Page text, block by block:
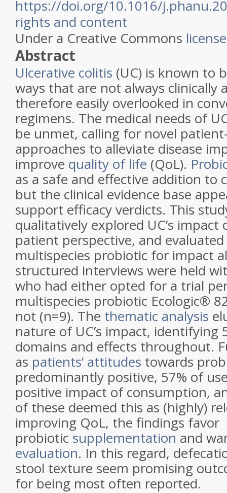
https://doi.org/10.1016/
rights and content
Under a Creative Commons license
Abstract
Ulcerative colitis (UC) is known to
ways that are not always clinically
therefore easily overlooked in
regimens. The medical needs of
be unmet, calling for novel
approaches to alleviate disease
improve quality of life (QoL).
as a safe and effective addition to
but the clinical evidence base
support efficacy verdicts. This
qualitatively explored UC’s impact
patient perspective, and
multispecies probiotic for impact
structured interviews were held
who had either opted for a trial
multispecies probiotic Ecologic®
not (n=9). The thematic analysis
nature of UC’s impact, identifying
domains and effects throughout.
as patients’ attitudes towards
predominantly positive, 57% of
positive impact of consumption,
of these deemed this as (highly)
improving QoL, the findings favor
probiotic supplementation and
evaluation. In this regard,
stool texture seem promising
for being most often reported.